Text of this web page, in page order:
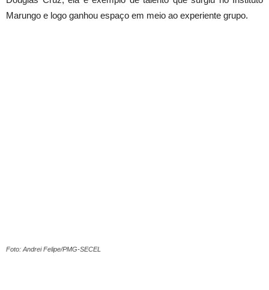
Marungo e logo ganhou espaço em meio ao experiente grupo.
Foto: Andrei Felipe/PMG-SECEL